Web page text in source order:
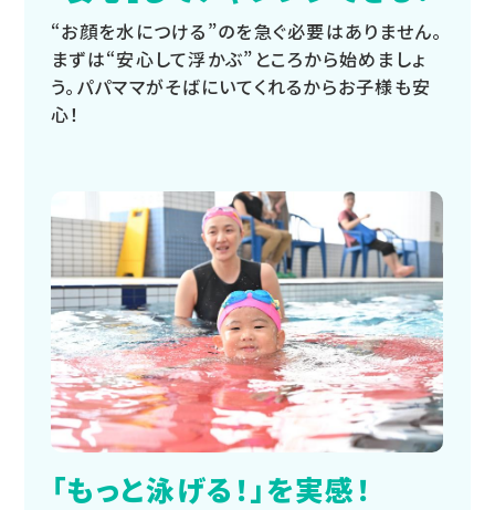
“お顔を水につける”のを急ぐ必要はありません。
まずは“安心して浮かぶ”ところから始めましょ
う。パパママがそばにいてくれるからお子様も安
心！
「もっと泳げる！」を実感！